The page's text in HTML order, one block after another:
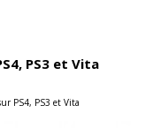
PS3 et Vita
PS4, PS3 et Vita